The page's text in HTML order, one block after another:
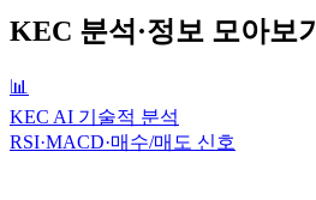
KEC 분석·정보 모아보기
📊
KEC AI 기술적 분석
RSI·MACD·매수/매도 신호